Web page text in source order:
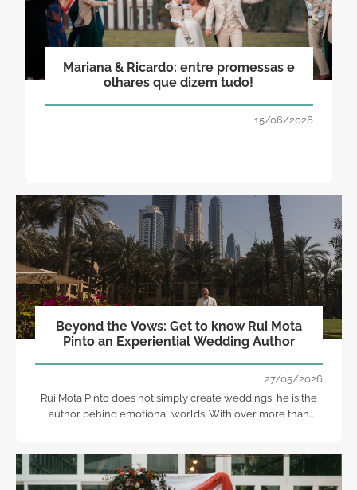
Mariana & Ricardo: entre promessas e
olhares que dizem tudo!
15/06/2026
Beyond the Vows: Get to know Rui Mota
Pinto an Experiential Wedding Author
27/05/2026
Rui Mota Pinto does not simply create weddings, he is the
author behind emotional worlds. With over more than